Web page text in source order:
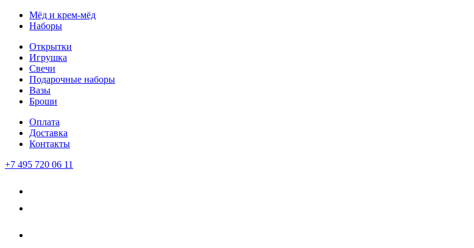
Мёд и крем-мёд
Наборы
Открытки
Игрушка
Свечи
Подарочные наборы
Вазы
Броши
Оплата
Доставка
Контакты
+7 495 720 06 11